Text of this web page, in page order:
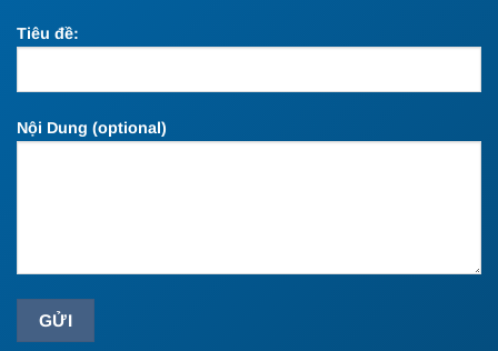
Tiêu đề:
Nội Dung (optional)